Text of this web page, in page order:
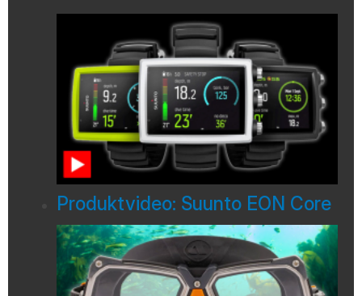
Produktvideo: Suunto EON Core